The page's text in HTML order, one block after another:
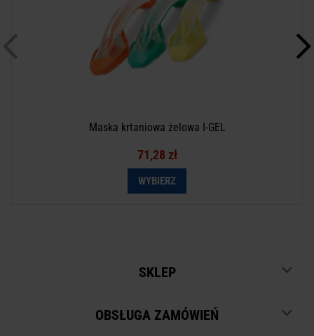
Maska krtaniowa żelowa I-GEL
71,28 zł
WYBIERZ
SKLEP
OBSŁUGA ZAMÓWIEŃ